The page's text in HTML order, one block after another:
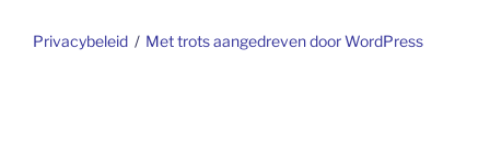
Privacybeleid Met trots aangedreven door WordPress